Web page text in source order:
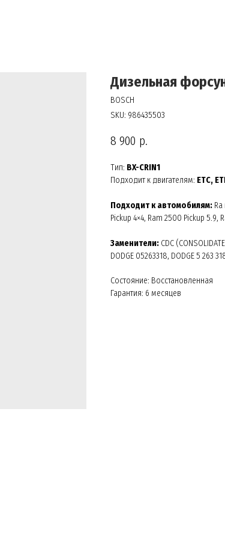
Дизельная
BOSCH
SKU: 986435503
8 900 р.
Тип: BX-CRIN1
Подходит к двигателям: ETC,
Подходит к автомобилям:
Pickup 4×4, Ram 2500 Pickup 5.9,
Заменители: CDC
DODGE 05263318, DODGE 5 263
Состояние: Восстановленная
Гарантия: 6 месяцев